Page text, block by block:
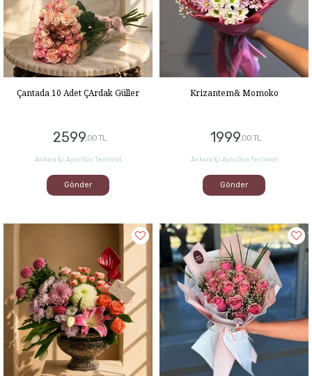
Çantada 10 Adet ÇArdak Güller
2599,00 TL
Ankara İçi Aynı Gün Teslimat
Gönder
Krizantem& Momoko
1999,00 TL
Ankara İçi Aynı Gün Teslimat
Gönder